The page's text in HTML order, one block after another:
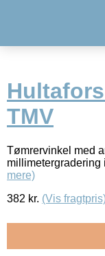
TMV
Tømrervinkel med
millimetergradering
mere)
382 kr. (Vis